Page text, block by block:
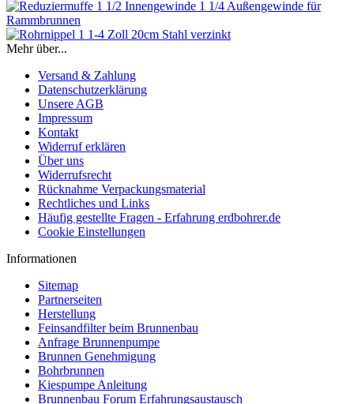
Mehr über...
Versand & Zahlung
Datenschutzerklärung
Unsere AGB
Impressum
Kontakt
Widerruf erklären
Über uns
Widerrufsrecht
Rücknahme Verpackungsmaterial
Rechtliches und Links
Häufig gestellte Fragen - Erfahrung erdbohrer.de
Cookie Einstellungen
Informationen
Sitemap
Partnerseiten
Herstellung
Feinsandfilter beim Brunnenbau
Anfrage Brunnenpumpe
Brunnen Genehmigung
Bohrbrunnen
Kiespumpe Anleitung
Brunnenbau Forum Erfahrungsaustausch